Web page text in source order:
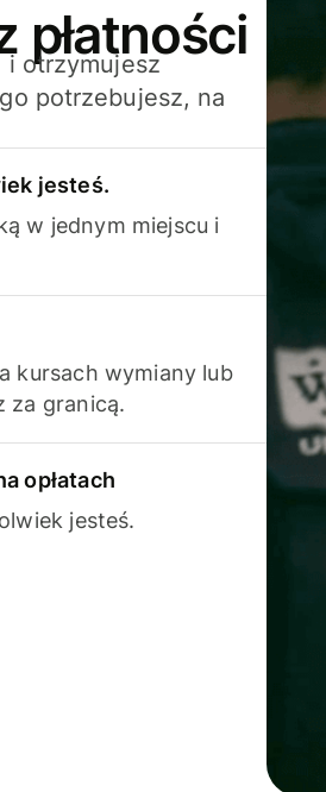
płatności
i otrzymujesz
potrzebujesz, na
jesteś.
w jednym miejscu i
kursach wymiany lub
za granicą.
opłatach
jesteś.